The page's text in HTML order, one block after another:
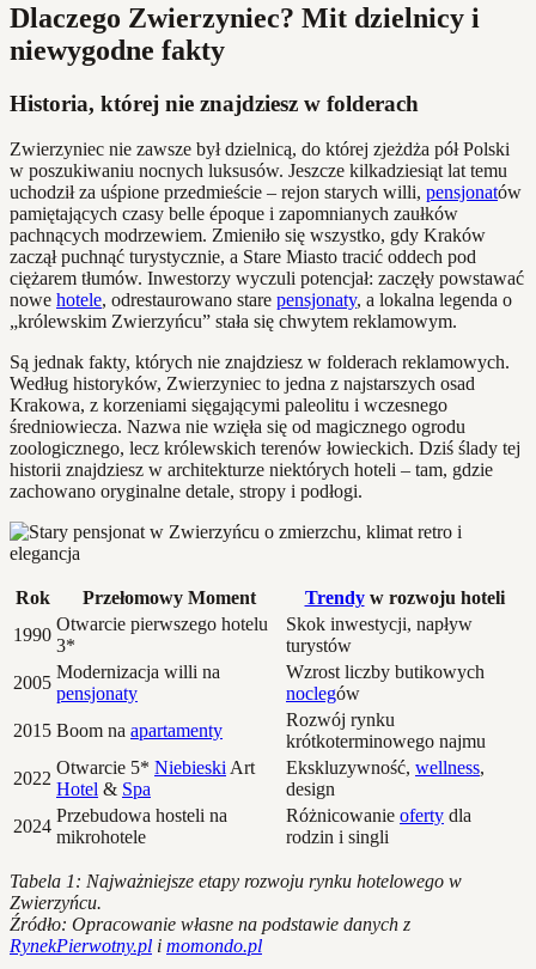
Dlaczego Zwierzyniec? Mit dzielnicy i
niewygodne fakty
Historia, której nie znajdziesz w folderach
Zwierzyniec nie zawsze był dzielnicą, do której zjeżdża pół Polski
w poszukiwaniu nocnych luksusów. Jeszcze kilkadziesiąt lat temu
uchodził za uśpione przedmieście – rejon starych willi, pensjonatów
pamiętających czasy belle époque i zapomnianych zaułków
pachnących modrzewiem. Zmieniło się wszystko, gdy Kraków
zaczął puchnąć turystycznie, a Stare Miasto tracić oddech pod
ciężarem tłumów. Inwestorzy wyczuli potencjał: zaczęły powstawać
nowe hotele, odrestaurowano stare pensjonaty, a lokalna legenda o
„królewskim Zwierzyńcu” stała się chwytem reklamowym.
Są jednak fakty, których nie znajdziesz w folderach reklamowych.
Według historyków, Zwierzyniec to jedna z najstarszych osad
Krakowa, z korzeniami sięgającymi paleolitu i wczesnego
średniowiecza. Nazwa nie wzięła się od magicznego ogrodu
zoologicznego, lecz królewskich terenów łowieckich. Dziś ślady tej
historii znajdziesz w architekturze niektórych hoteli – tam, gdzie
zachowano oryginalne detale, stropy i podłogi.
Rok Przełomowy Moment Trendyw rozwoju hoteli
1990
Otwarcie pierwszego hotelu
3*
Skok inwestycji, napływ
turystów
2005
Modernizacja willi na
pensjonaty
Wzrost liczby butikowych
noclegów
2015 Boom na apartamenty
Rozwój rynku
krótkoterminowego najmu
2022
Otwarcie 5* Niebieski Art
Hotel & Spa
Ekskluzywność, wellness,
design
2024
Przebudowa hosteli na
mikrohotele
Różnicowanie oferty dla
rodzin i singli
Tabela 1: Najważniejsze etapy rozwoju rynku hotelowego w
Zwierzyńcu.
Źródło: Opracowanie własne na podstawie danych z
RynekPierwotny.pl i momondo.pl